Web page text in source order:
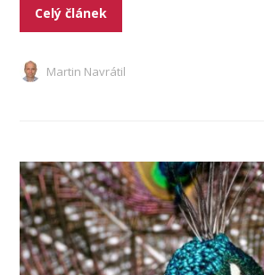
Celý článek
Martin Navrátil